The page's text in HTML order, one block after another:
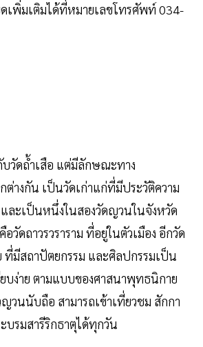
ดเพิ่มเติมได้ที่หมายเลขโทรศัพท์ 034-
วัดถ้ำเสือ แต่มีลักษณะทาง
างกัน เป็นวัดเก่าแก่ที่มีประวัติความ
ละเป็นหนึ่งในสองวัดญวนในจังหวัด
วัดถาวรวราราม ที่อยู่ในตัวเมือง อีกวัด
ที่มีสถาปัตยกรรม และศิลปกรรมเป็น
บง่าย ตามแบบของศาสนาพุทธนิกาย
วนนับถือ สามารถเข้าเที่ยวชม สักกา
บรมสารีริกธาตุได้ทุกวัน